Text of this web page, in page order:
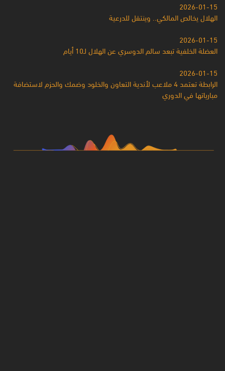
2026-01-15
الهلال يخالص المالكي.. وينتقل للدرعية
2026-01-15
العضلة الخلفية تبعد سالم الدوسري عن الهلال لـ10 أيام
2026-01-15
الرابطة تعتمد 4 ملاعب لأندية التعاون والخلود وضمك والحزم لاستضافة
مبارياتها في الدوري